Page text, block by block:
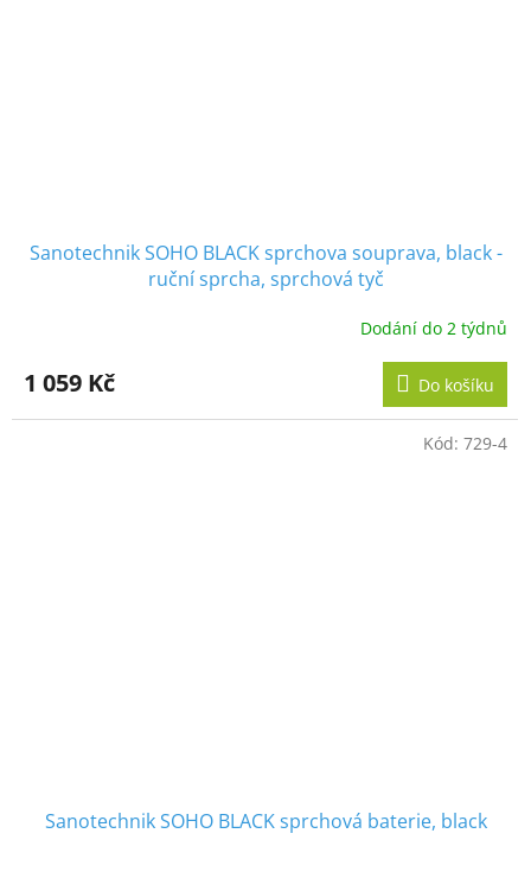
Sanotechnik SOHO BLACK sprchova souprava, black -
ruční sprcha, sprchová tyč
Dodání do 2 týdnů
1 059 Kč Do košíku
Sanotechnik SOHO BLACK sprchová baterie, black
Kód: 729-4